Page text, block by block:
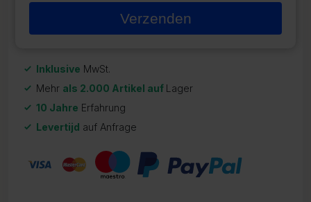
Inklusive MwSt.
Mehr als 2.000 Artikel auf Lager
10 Jahre Erfahrung
Levertijd auf Anfrage
e-
in
Verzenden